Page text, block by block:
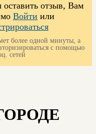
оставить отзыв, Вам
Войти или
более одной минуты, а
с помощью
сетей